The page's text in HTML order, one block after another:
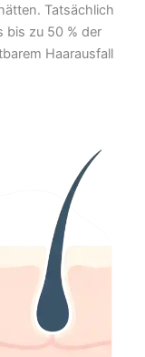
Tatsächlich
bis zu 50 % der
Haarausfall